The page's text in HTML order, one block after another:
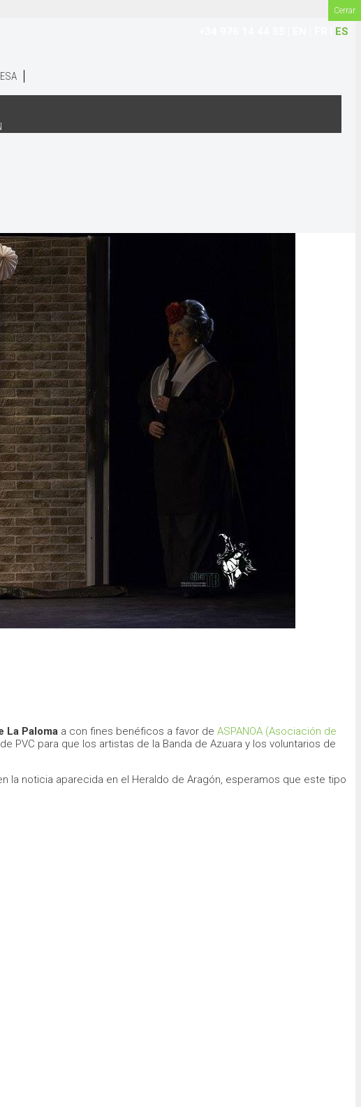
ES
La Paloma a con fines benéficos a favor de ASPANOA (Asociación de
PVC para que los artistas de la Banda de Azuara y los voluntarios de
la noticia aparecida en el Heraldo de Aragón, esperamos que este tipo
Cerrar